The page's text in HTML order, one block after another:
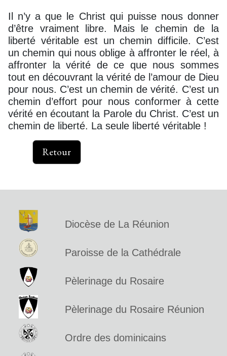
Il n’y a que le Christ qui puisse nous donner
d’être vraiment libre. Mais le chemin de la
liberté véritable est un chemin difficile. C’est
un chemin qui nous oblige à affronter le réel, à
affronter la vérité de ce que nous sommes
tout en découvrant la vérité de l’amour de Dieu
pour nous. C’est un chemin de vérité. C’est un
chemin d’effort pour nous conformer à cette
vérité en écoutant la Parole du Christ. C’est un
chemin de liberté. La seule liberté véritable !
Retour
Diocèse de La Réunion
Paroisse de la Cathédrale
Pèlerinage du Rosaire
Pèlerinage du Rosaire Réunion
Ordre des dominicains